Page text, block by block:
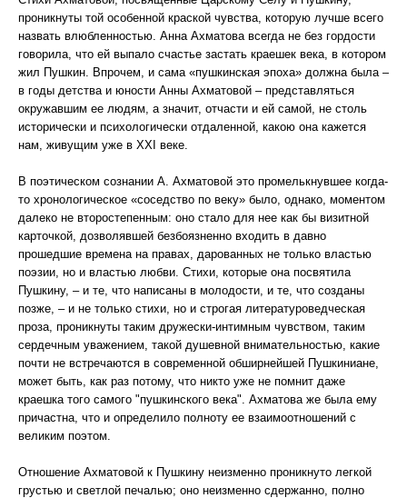
проникнуты той особенной краской чувства, которую лучше всего
назвать влюбленностью. Анна Ахматова всегда не без гордости
говорила, что ей выпало счастье застать краешек века, в котором
жил Пушкин. Впрочем, и сама «пушкинская эпоха» должна была –
в годы детства и юности Анны Ахматовой – представляться
окружавшим ее людям, а значит, отчасти и ей самой, не столь
исторически и психологически отдаленной, какою она кажется
нам, живущим уже в XXI веке.
В поэтическом сознании А. Ахматовой это промелькнувшее когда-
то хронологическое «соседство по веку» было, однако, моментом
далеко не второстепенным: оно стало для нее как бы визитной
карточкой, дозволявшей безбоязненно входить в давно
прошедшие времена на правах, дарованных не только властью
поэзии, но и властью любви. Стихи, которые она посвятила
Пушкину, – и те, что написаны в молодости, и те, что созданы
позже, – и не только стихи, но и строгая литературоведческая
проза, проникнуты таким дружески-интимным чувством, таким
сердечным уважением, такой душевной внимательностью, какие
почти не встречаются в современной обширнейшей Пушкиниане,
может быть, как раз потому, что никто уже не помнит даже
краешка того самого "пушкинского века". Ахматова же была ему
причастна, что и определило полноту ее взаимоотношений с
великим поэтом.
Отношение Ахматовой к Пушкину неизменно проникнуто легкой
грустью и светлой печалью; оно неизменно сдержанно, полно